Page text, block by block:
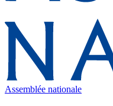
Assemblée nationale